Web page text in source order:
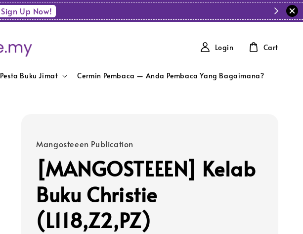
Sign Up Now!
Pesta Buku Jimat Cermin Pembaca — Anda Pembaca Yang Bagaimana?
Login Cart
Mangosteeen Publication
[MANGOSTEEEN] Kelab
Buku Christie
(L118,Z2,PZ)